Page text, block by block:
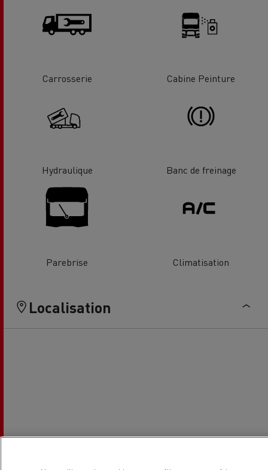
Carrosserie Cabine Peinture
Hydraulique Banc de freinage
Parebrise Climatisation
Localisation